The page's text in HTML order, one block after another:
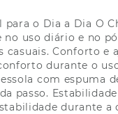
o Dia a Dia O
uso diário e no
casuais. Conforto
durante o
com espuma
passo.
durante a